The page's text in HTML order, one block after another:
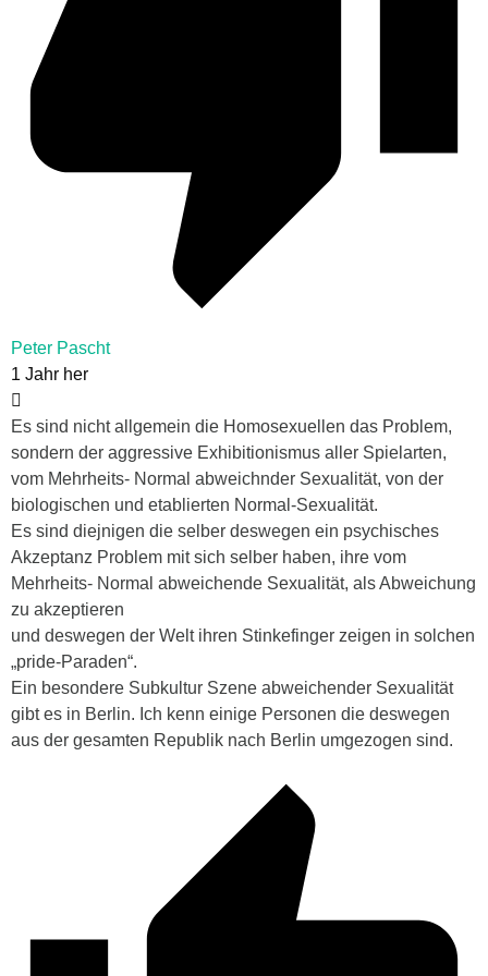
Peter Pascht
1 Jahr her
Es sind nicht allgemein die Homosexuellen das Problem,
sondern der aggressive Exhibitionismus aller Spielarten,
vom Mehrheits- Normal abweichnder Sexualität, von der
biologischen und etablierten Normal-Sexualität.
Es sind diejnigen die selber deswegen ein psychisches
Akzeptanz Problem mit sich selber haben, ihre vom
Mehrheits- Normal abweichende Sexualität, als Abweichung
zu akzeptieren
und deswegen der Welt ihren Stinkefinger zeigen in solchen
„pride-Paraden“.
Ein besondere Subkultur Szene abweichender Sexualität
gibt es in Berlin. Ich kenn einige Personen die deswegen
aus der gesamten Republik nach Berlin umgezogen sind.